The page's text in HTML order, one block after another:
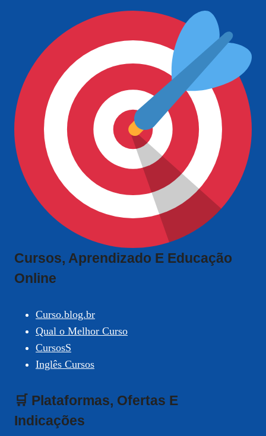
Cursos, Aprendizado E Educação
Online
Curso.blog.br
Qual o Melhor Curso
CursosS
Inglês Cursos
🛒 Plataformas, Ofertas E
Indicações